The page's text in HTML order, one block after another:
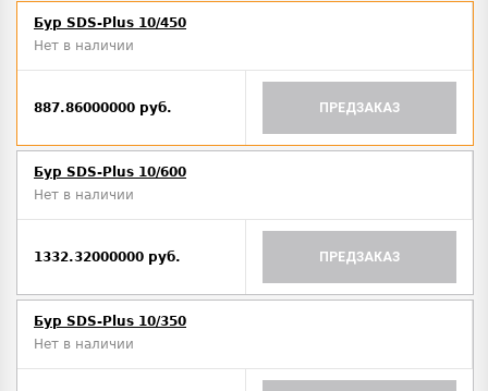
Бур SDS-Plus 10/450
Нет в наличии
887.86000000 руб. ПРЕДЗАКАЗ
Бур SDS-Plus 10/600
Нет в наличии
1332.32000000 руб. ПРЕДЗАКАЗ
Бур SDS-Plus 10/350
Нет в наличии